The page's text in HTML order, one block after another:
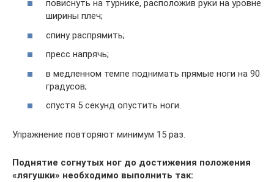
повиснуть на турнике, расположив руки на уровне
ширины плеч;
спину распрямить;
пресс напрячь;
в медленном темпе поднимать прямые ноги на 90
градусов;
спустя 5 секунд опустить ноги.
Упражнение повторяют минимум 15 раз.
Поднятие согнутых ног до достижения положения
«лягушки» необходимо выполнить так: